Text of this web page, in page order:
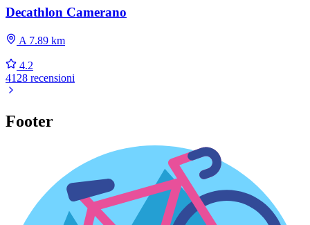
Decathlon Camerano
A 7.89 km
4.2
4128 recensioni
Footer